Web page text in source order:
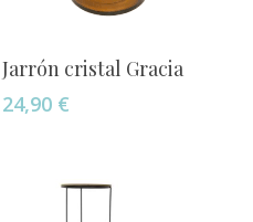
Seleccionar Opciones
producto
tiene
Jarrón cristal Gracia
24,90 €